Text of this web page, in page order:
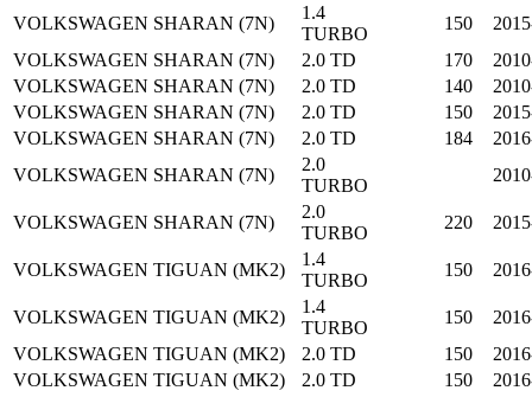
VOLKSWAGEN SHARAN (7N)
1.4
TURBO
150
VOLKSWAGEN SHARAN (7N) 2.0 TD 170
VOLKSWAGEN SHARAN (7N) 2.0 TD 140
VOLKSWAGEN SHARAN (7N) 2.0 TD 150
VOLKSWAGEN SHARAN (7N) 2.0 TD 184
VOLKSWAGEN SHARAN (7N)
2.0
TURBO
VOLKSWAGEN SHARAN (7N)
2.0
TURBO
220
VOLKSWAGEN TIGUAN (MK2)
1.4
TURBO
150
VOLKSWAGEN TIGUAN (MK2)
1.4
TURBO
150
VOLKSWAGEN TIGUAN (MK2) 2.0 TD 150
VOLKSWAGEN TIGUAN (MK2) 2.0 TD 150